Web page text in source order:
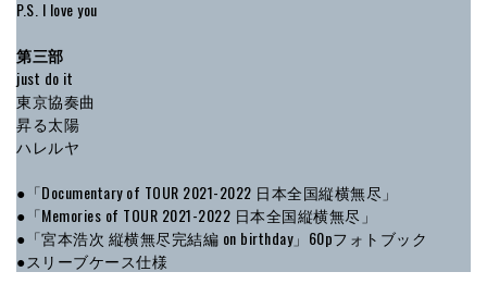
P.S. I love you
第三部
just do it
東京協奏曲
昇る太陽
ハレルヤ
●「Documentary of TOUR 2021-2022 日本全国縦横無尽」
●「Memories of TOUR 2021-2022 日本全国縦横無尽」
●「宮本浩次 縦横無尽完結編 on birthday」60pフォトブック
●スリーブケース仕様